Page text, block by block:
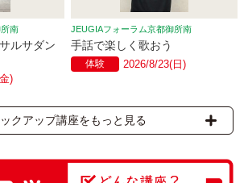
南
ルサダン
)
JEUGIAフォーラム京都御所南
手話で楽しく歌おう
体験 2026/8/23(日)
クアップ講座をもっと見る